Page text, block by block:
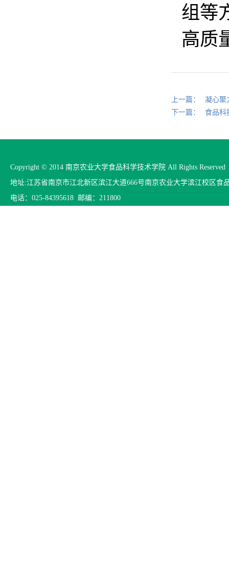
组等
高质
上一篇：
凝心
下一篇：
食品科
Copyright © 2014 南京农业大学食品科学技术学院 All Rights Reserved
地址:江苏省南京市江北新区滨江大道666号南京农业大学滨江校区食
电话：025-84395618 邮编：211800